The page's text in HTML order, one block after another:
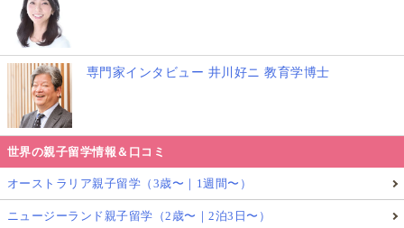
専門家インタビュー 井川好ニ 教育学博士
世界の親子留学情報＆口コミ
オーストラリア親子留学（3歳〜｜1週間〜）
ニュージーランド親子留学（2歳〜｜2泊3日〜）